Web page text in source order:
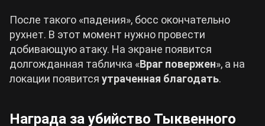
После такого «падения», босс окончательно
рухнет. В этот момент нужно провести
добивающую атаку. На экране появится
долгожданная табличка «Враг повержен», а на
локации появится утраченная благодать.
Награда за убийство Тыквенного